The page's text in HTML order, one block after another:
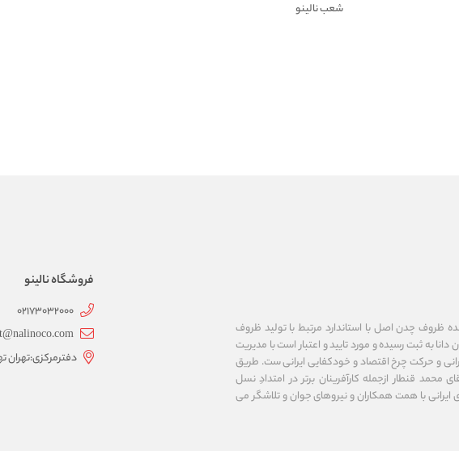
شعب نالینو
ظروف چدن اصل با استاندارد مرتبط با تولید ظروف
به ثبت رسیده و مورد تایید و اعتبار است با مدیریت
و حرکت چرخ اقتصاد و خودکفایی ایرانی ست. طریق
محمد قنطار ازجمله کارآفرینان برتر در امتدادِ نسل
با همت همکاران و نیروهای جوان و تلاشگر می
فروشگاه نالینو
02173032000
دفترمرکزی:تهران